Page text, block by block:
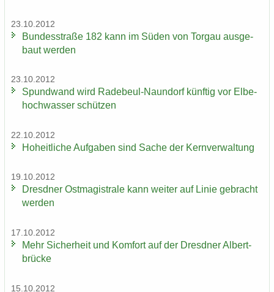
23.10.2012
Bun­des­stra­ße 182 kann im Süden von Tor­gau aus­ge­
baut wer­den
23.10.2012
Spund­wand wird Radebeul-​Naundorf künf­tig vor El­be­
hoch­was­ser schüt­zen
22.10.2012
Ho­heit­li­che Auf­ga­ben sind Sache der Kern­ver­wal­tung
19.10.2012
Dresd­ner Ost­ma­gis­tra­le kann wei­ter auf Linie ge­bracht
wer­den
17.10.2012
Mehr Si­cher­heit und Kom­fort auf der Dresd­ner Al­bert­
brü­cke
15.10.2012